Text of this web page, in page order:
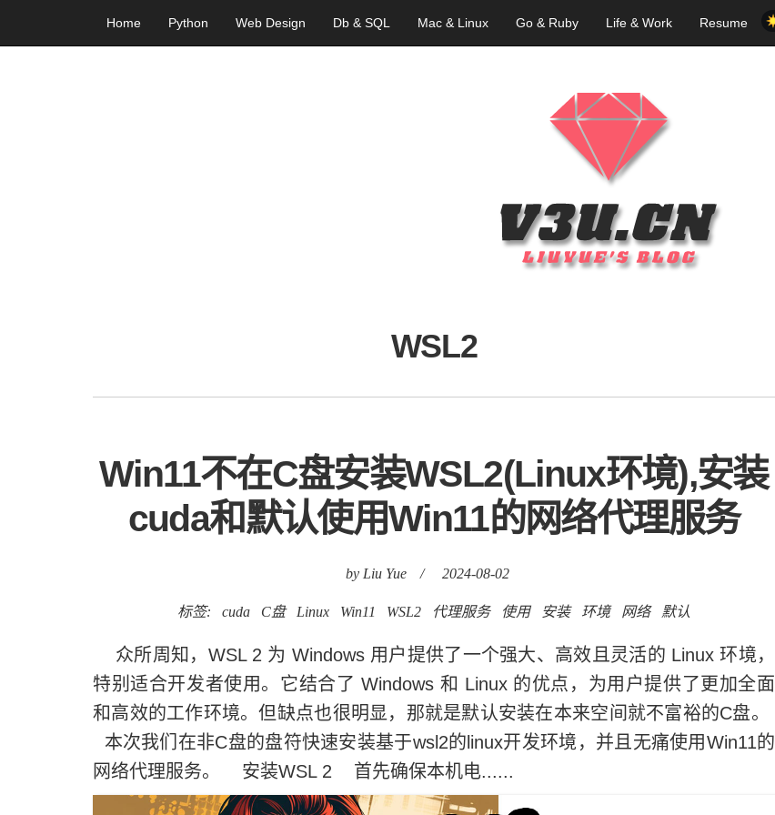
Home Python Web Design Db & SQL Mac & Linux Go & Ruby Life & Work Resume
WSL2
Win11不在C盘安装WSL2(Linux环境),安装
cuda和默认使用Win11的网络代理服务
by Liu Yue / 2024-08-02
标签: cuda C盘 Linux Win11 WSL2 代理服务 使用 安装 环境 网络 默认
众所周知，WSL 2 为 Windows 用户提供了一个强大、高效且灵活的 Linux 环境，
特别适合开发者使用。它结合了 Windows 和 Linux 的优点，为用户提供了更加全面
和高效的工作环境。但缺点也很明显，那就是默认安装在本来空间就不富裕的C盘。
本次我们在非C盘的盘符快速安装基于wsl2的linux开发环境，并且无痛使用Win11的
网络代理服务。 安装WSL 2 首先确保本机电......